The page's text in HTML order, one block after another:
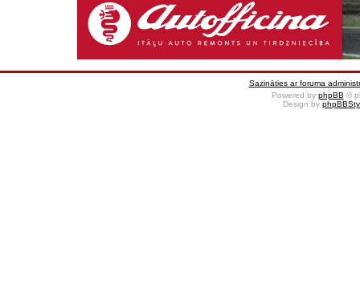
Sazināties ar foruma
Powered by phpBB ©
Design by